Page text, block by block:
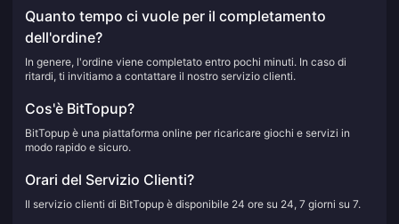
Quanto tempo ci vuole per il completamento
dell'ordine?
In genere, l'ordine viene completato entro pochi minuti. In caso di
ritardi, ti invitiamo a contattare il nostro servizio clienti.
Cos'è BitTopup?
BitTopup è una piattaforma online per ricaricare giochi e servizi in
modo rapido e sicuro.
Orari del Servizio Clienti?
Il servizio clienti di BitTopup è disponibile 24 ore su 24, 7 giorni su 7.